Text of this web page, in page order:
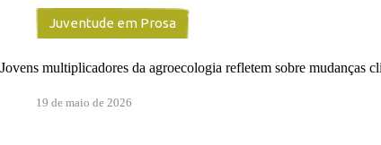
Juventude em Prosa
Jovens multiplicadores da agroecologia refletem sobre mudanças
19 de maio de 2026